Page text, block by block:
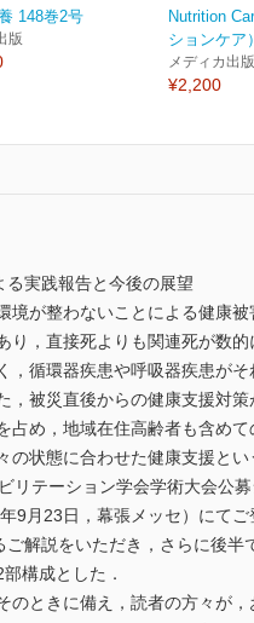
148巻2号
版
Nutrition
ションケア
メディカ出版
¥2,200
実践報告と今後の展望
が整わないことによる健康
，直接死よりも関連死が数的
循環器疾患や呼吸器疾患が
被災直後からの健康支援対策
め，地域在住高齢者も含め
状態に合わせた健康支援と
テーション学会学術大会公
月23日，幕張メッセ）にて
解説をいただき，さらに後
構成とした．
ときに備え，読者の方々が